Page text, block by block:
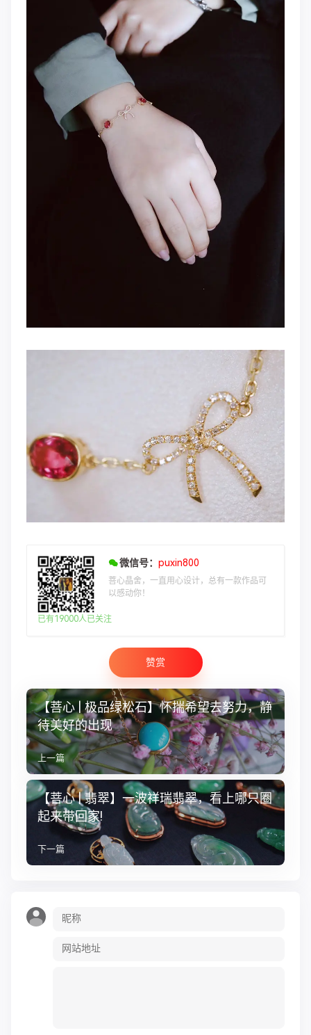
微信号： puxin800
菩心晶舍，一直用心设计，总有一款作品可
以感动你！
已有19000人已关注
赞赏
【菩心 | 极品绿松石】怀揣希望去努力，静
待美好的出现
上一篇
【菩心 | 翡翠】一波祥瑞翡翠，看上哪只圈
起来带回家!
下一篇